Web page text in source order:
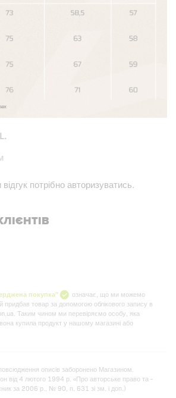
потрібно авторизуватись.
покупка"
означає, що ми можемо
придбав товар за допомогою облікового запису в
Таким чином ми перевіряємо особу, яка
купила продукт у нашому магазині або
описів заборонено Магазином.
від 4 лютого 1994 р. «Про авторське право та -
за 2006 р., № 90, п. 631 зі зм. і доп.)